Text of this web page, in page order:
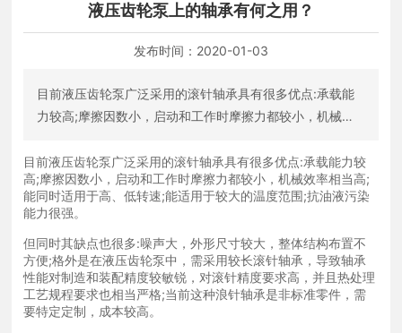
液压齿轮泵上的轴承有何之用？
发布时间： 2020-01-03
目前液压齿轮泵广泛采用的滚针轴承具有很多优点:承载能
力较高;摩擦因数小，启动和工作时摩擦力都较小，机械效
围;抗油液污染能力很强。
目前液压齿轮泵广泛采用的滚针轴承具有很多优点:承载能力较
高;摩擦因数小，启动和工作时摩擦力都较小，机械效率相当高;
能同时适用于高、低转速;能适用于较大的温度范围;抗油液污染
能力很强。
但同时其缺点也很多:噪声大，外形尺寸较大，整体结构布置不
方便;格外是在液压齿轮泵中，需采用较长滚针轴承，导致轴承
性能对制造和装配精度较敏锐，对滚针精度要求高，并且热处理
工艺规程要求也相当严格;当前这种浪针轴承是非标准零件，需
要特定定制，成本较高。